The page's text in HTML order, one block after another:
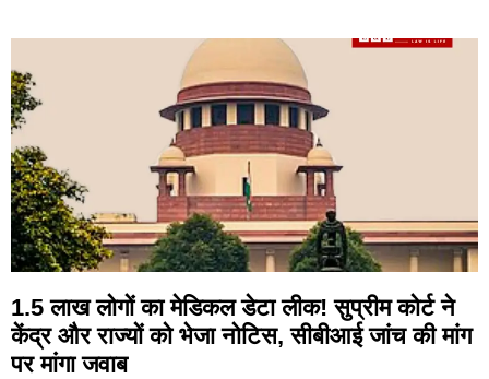
1.5 लाख लोगों का मेडिकल डेटा लीक! सुप्रीम कोर्ट ने
केंद्र और राज्यों को भेजा नोटिस, सीबीआई जांच की मांग
पर मांगा जवाब